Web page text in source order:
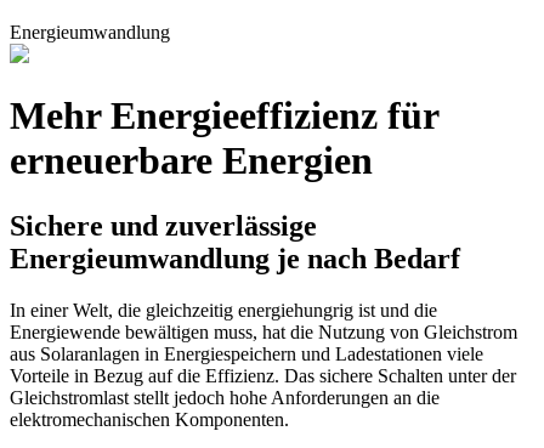
Energieumwandlung
Mehr Energieeffizienz für
erneuerbare Energien
Sichere und zuverlässige
Energieumwandlung je nach Bedarf
In einer Welt, die gleichzeitig energiehungrig ist und die
Energiewende bewältigen muss, hat die Nutzung von Gleichstrom
aus Solaranlagen in Energiespeichern und Ladestationen viele
Vorteile in Bezug auf die Effizienz. Das sichere Schalten unter der
Gleichstromlast stellt jedoch hohe Anforderungen an die
elektromechanischen Komponenten.